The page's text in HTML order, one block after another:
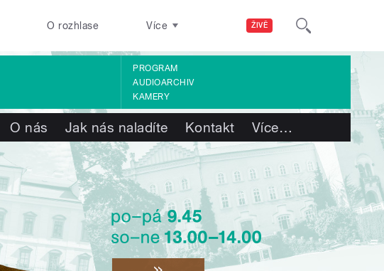
ŽIVĚ
O rozhlase Více
PROGRAM
AUDIOARCHIV
KAMERY
O nás Jak nás naladíte Kontakt Více…